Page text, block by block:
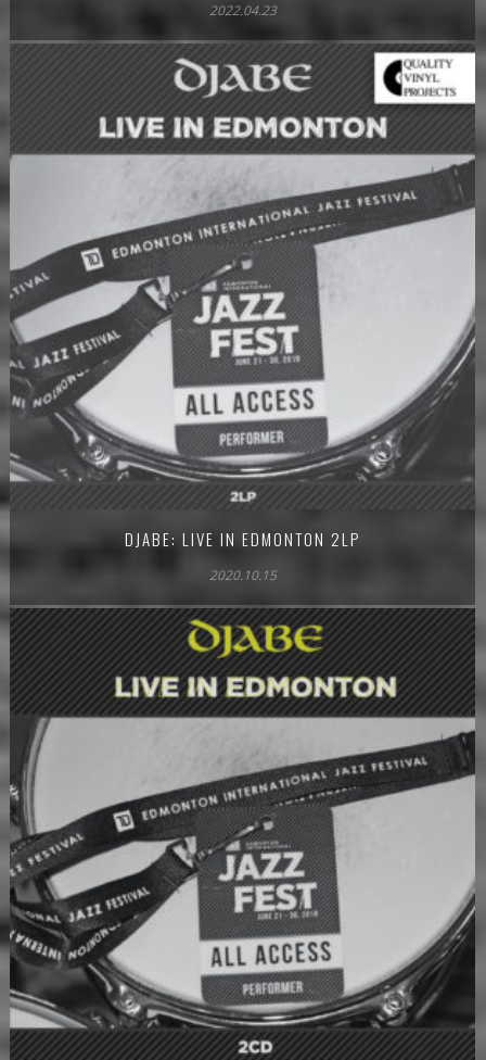
2022.04.23
DJABE: LIVE IN EDMONTON 2LP
2020.10.15